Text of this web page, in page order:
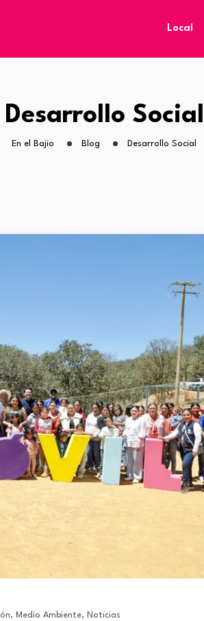
Local
Desarrollo Social
En el Bajio Blog Desarrollo Social
, Medio Ambiente, Noticias